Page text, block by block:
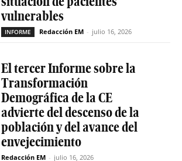
vulnerables
INFORME Redacción EM - julio 16, 2026
El tercer Informe sobre la
Transformación
Demográfica de la CE
advierte del descenso de la
población y del avance del
envejecimiento
Redacción EM - julio 16, 2026